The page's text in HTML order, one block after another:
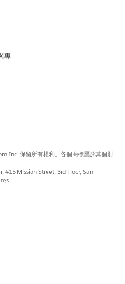
專
Inc. 保留所有權利。各個商標屬於其個別
415 Mission Street, 3rd Floor, San